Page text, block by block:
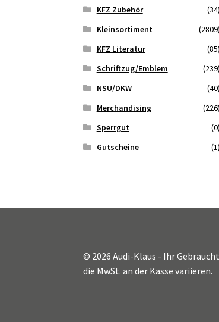
KFZ Zubehör
(34)
Kleinsortiment
(2809)
KFZ Literatur
(85)
Schriftzug/Emblem
(239)
NSU/DKW
(40)
Merchandising
(226)
Sperrgut
(0)
Gutscheine
(1)
© 2026 Audi-Klaus - Ihr
die MwSt. an der Kasse variieren.